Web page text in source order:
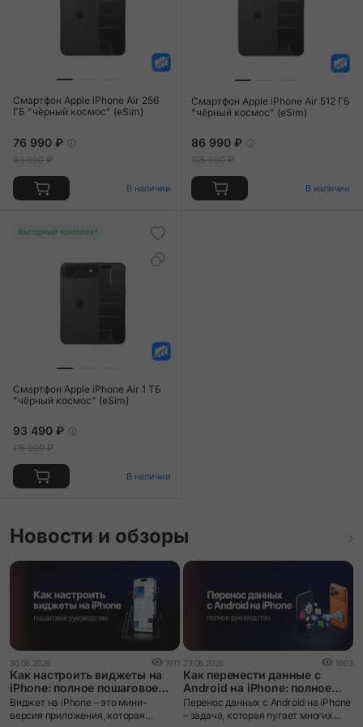
Смартфон Apple iPhone Air 256
ГБ "чёрный космос" (eSim)
76 990 ₽
93 990 ₽
В наличии
Смартфон Apple iPhone Air 512 ГБ
"чёрный космос" (eSim)
86 990 ₽
105 990 ₽
В наличии
Выгодный комплект
Смартфон Apple iPhone Air 1 ТБ
"чёрный космос" (eSim)
93 490 ₽
115 990 ₽
В наличии
Новости и обзоры
30.06.2026 1911
Как настроить виджеты на
iPhone: полное пошаговое
руководство
Виджет на iPhone – это мини-
версия приложения, которая
23.06.2026 1903
Как перенести данные с
Android на iPhone: полное
руководство
Перенос данных с Android на iPhone
– задача, которая пугает многих